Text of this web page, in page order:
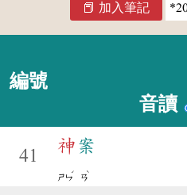
加入筆記
編號
音讀
41
神 案
ㄕㄣ
ˊ
ㄢ
ˋ